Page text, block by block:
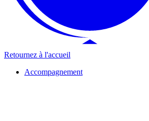
Retournez à l'accueil
Accompagnement